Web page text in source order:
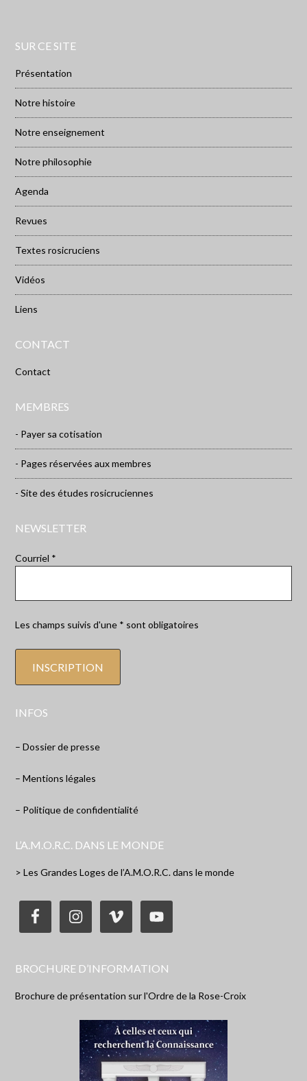
SUR CE SITE
Présentation
Notre histoire
Notre enseignement
Notre philosophie
Agenda
Revues
Textes rosicruciens
Vidéos
Liens
CONTACT
Contact
MEMBRES
- Payer sa cotisation
- Pages réservées aux membres
- Site des études rosicruciennes
NEWSLETTER
Courriel *
Les champs suivis d'une * sont obligatoires
INFOS
– Dossier de presse
– Mentions légales
– Politique de confidentialité
L’A.M.O.R.C. DANS LE MONDE
> Les Grandes Loges de l’A.M.O.R.C. dans le monde
BROCHURE D’INFORMATION
Brochure de présentation sur l'Ordre de la Rose-Croix